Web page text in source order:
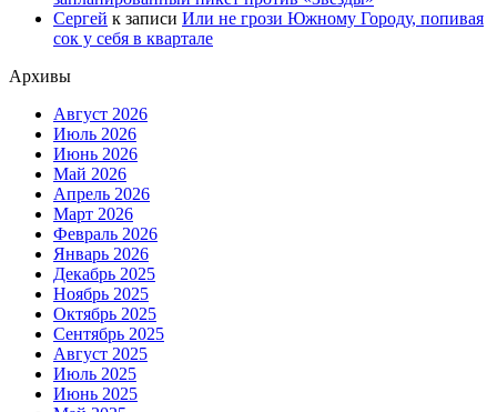
Сергей к записи Или не грози Южному Городу, попивая
сок у себя в квартале
Архивы
Август 2026
Июль 2026
Июнь 2026
Май 2026
Апрель 2026
Март 2026
Февраль 2026
Январь 2026
Декабрь 2025
Ноябрь 2025
Октябрь 2025
Сентябрь 2025
Август 2025
Июль 2025
Июнь 2025